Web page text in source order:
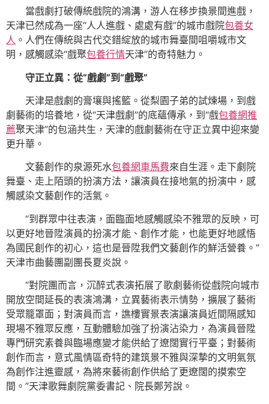
當戲劇打破傳統戲院的鴻溝，游人在移步換景間進戲，
天津已然成為一座“人人進戲、處處有戲”的城市戲院包養女
人 。人們在傳統與古代交錯綻放的城市舞臺間咀嚼城市文
明，感觸感染“戲聚包養行情天津”的奇特魅力。
守正立異：從“戲劇”到“戲聚”
天津是戲劇的膏壤與搖籃。從梨園子弟的試煉場，到戲
劇藝術的培養地，從“天津戲劇”的底蘊傳承，到“戲包養網推
薦聚天津”的包涵共生，天津的戲劇藝術在守正立異中迎來變
更升華。
文藝創作的泉源死水包養網車馬費來自生涯。走下劇院
舞臺、走上陌頭的扮演方法，讓演員在接地氣的扮演中，感
觸感染文藝創作的活氣。
“到群眾中往表演，面臨面地感觸感染不雅眾的反映，可
以更好地晉陞演員的扮演才能、創作才能，也能更好地感悟
為國民創作的初心，這也是晉陞我們文藝創作的鮮活營養。”
天津市曲藝團副團長夏炎說。
“對院團而言，沉醉式表演拓展了歌劇藝術從戲院向城市
開放空間延長的表演鴻溝，立異藝術表示情勢，擴展了藝術
受眾籠罩面；對演員而言，譙樓實景表演讓演員近間隔感知
現場不雅眾反應，互動體驗加強了扮演沾染力，為演員晉陞
專門研究素養與臨場應變才能供給了遼闊實行平臺；對藝術
創作而言，意式風情區奇特的建筑景不雅與深摯的文明氣氛
為創作注進靈感，為將來藝術創作供給了更遼闊的摸索空
間。”天津歌舞劇院黨委書記、院長鄭芳說。